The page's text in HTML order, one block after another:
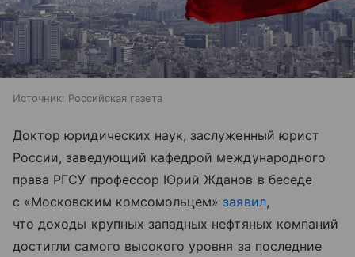
Источник: Российская газета
Доктор юридических наук, заслуженный юрист
России, заведующий кафедрой международного
права РГСУ профессор Юрий Жданов в беседе
с «Московским комсомольцем» заявил,
что доходы крупных западных нефтяных компаний
достигли самого высокого уровня за последние